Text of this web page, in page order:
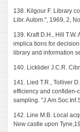
138. Kilgour F. Library
Libr. Autom.", 1969, 2,
139. Kraft D.H., Hill
implica tions for
library and information
140. Licklider J.C.R.
141. Lied T.R., Tolliver
efficiency and confiden-
sampling.
142. Line M.B. Local
New castle upon